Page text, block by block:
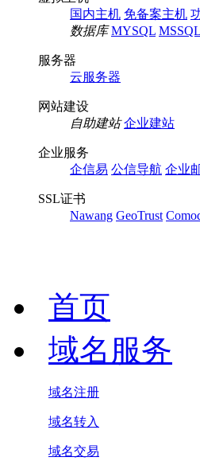
国内主机 免备案主机
数据库 MYSQL MSSQL
服务器
云服务器
网站建设
自助建站 企业建站
企业服务
企信易 公信导航 企业
SSL证书
Nawang GeoTrust
首页
域名服务
域名注册
域名转入
域名交易